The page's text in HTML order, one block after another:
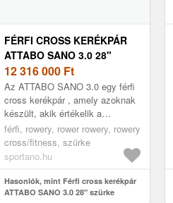
FÉRFI CROSS KERÉKPÁR
ATTABO SANO 3.0 28"
SZÜRKE (SANO 3.0 ATB-
B5I037-GY)
12 316 000 Ft
Az ATTABO SANO 3.0 egy férfi
cross kerékpár , amely azoknak
készült, akik értékelik a
sokoldalúságot, a kényelmet és
a megbízhatóságot minden
körül...
férfi, rowery, rower rowery, rowery
cross/fitness, szürke
sportano.hu
Hasonlók, mint Férfi cross kerékpár
ATTABO SANO 3.0 28" szürke